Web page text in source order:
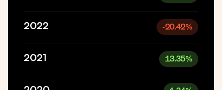
2022 -20.42%
2021 13.35%